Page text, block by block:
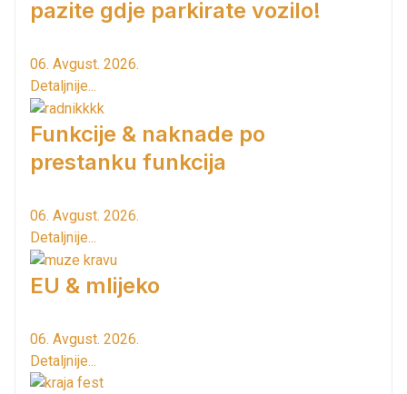
pazite gdje parkirate vozilo!
06. Avgust. 2026.
Detaljnije...
Funkcije & naknade po
prestanku funkcija
06. Avgust. 2026.
Detaljnije...
EU & mlijeko
06. Avgust. 2026.
Detaljnije...